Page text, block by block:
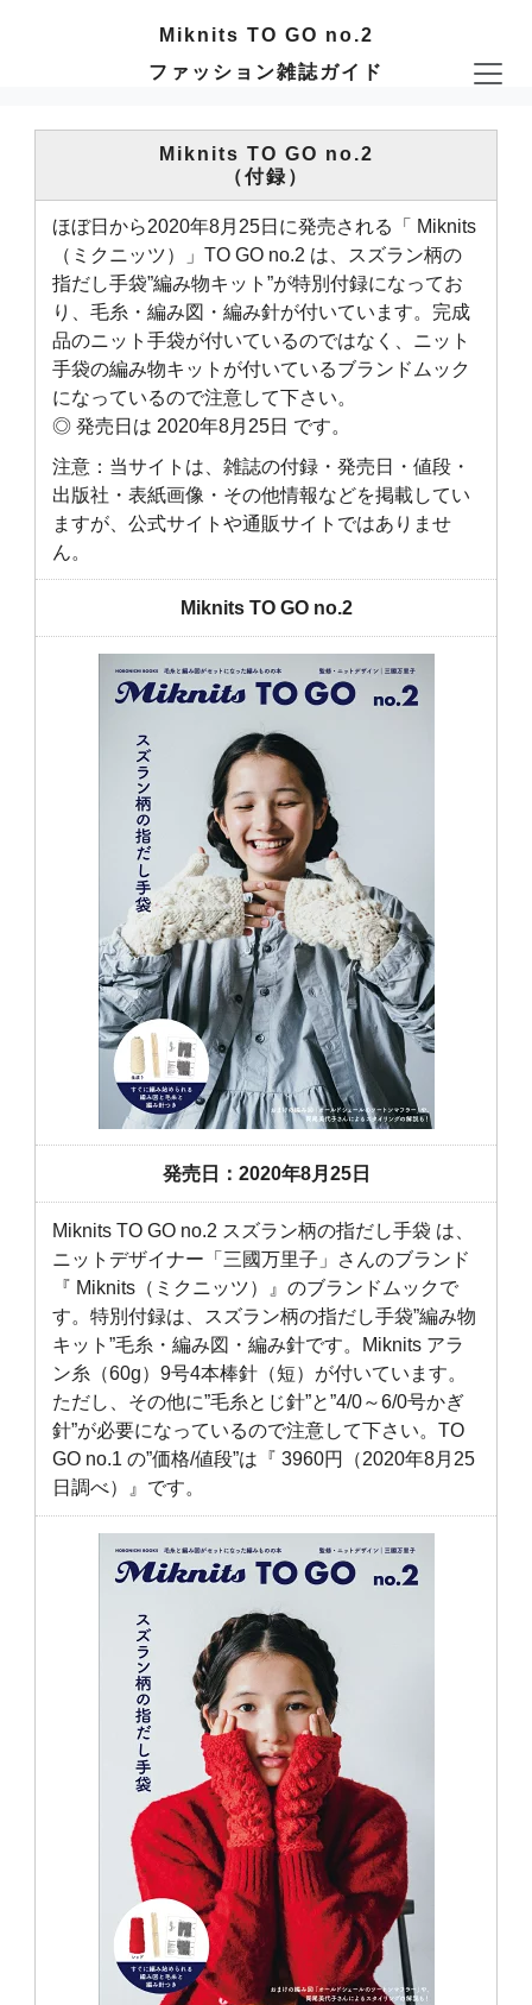
Miknits TO GO no.2
ファッション雑誌ガイド
Miknits TO GO no.2
（付録）
ほぼ日から2020年8月25日に発売される「 Miknits
（ミクニッツ）」TO GO no.2 は、スズラン柄の
指だし手袋”編み物キット”が特別付録になってお
り、毛糸・編み図・編み針が付いています。完成
品のニット手袋が付いているのではなく、ニット
手袋の編み物キットが付いているブランドムック
になっているので注意して下さい。
◎ 発売日は 2020年8月25日 です。
注意：当サイトは、雑誌の付録・発売日・値段・
出版社・表紙画像・その他情報などを掲載してい
ますが、公式サイトや通販サイトではありませ
ん。
Miknits TO GO no.2
発売日：2020年8月25日
Miknits TO GO no.2 スズラン柄の指だし手袋 は、
ニットデザイナー「三國万里子」さんのブランド
『 Miknits（ミクニッツ）』のブランドムックで
す。特別付録は、スズラン柄の指だし手袋”編み物
キット”毛糸・編み図・編み針です。Miknits アラ
ン糸（60g）9号4本棒針（短）が付いています。
ただし、その他に”毛糸とじ針”と”4/0～6/0号かぎ
針”が必要になっているので注意して下さい。TO
GO no.1 の”価格/値段”は『 3960円（2020年8月25
日調べ）』です。